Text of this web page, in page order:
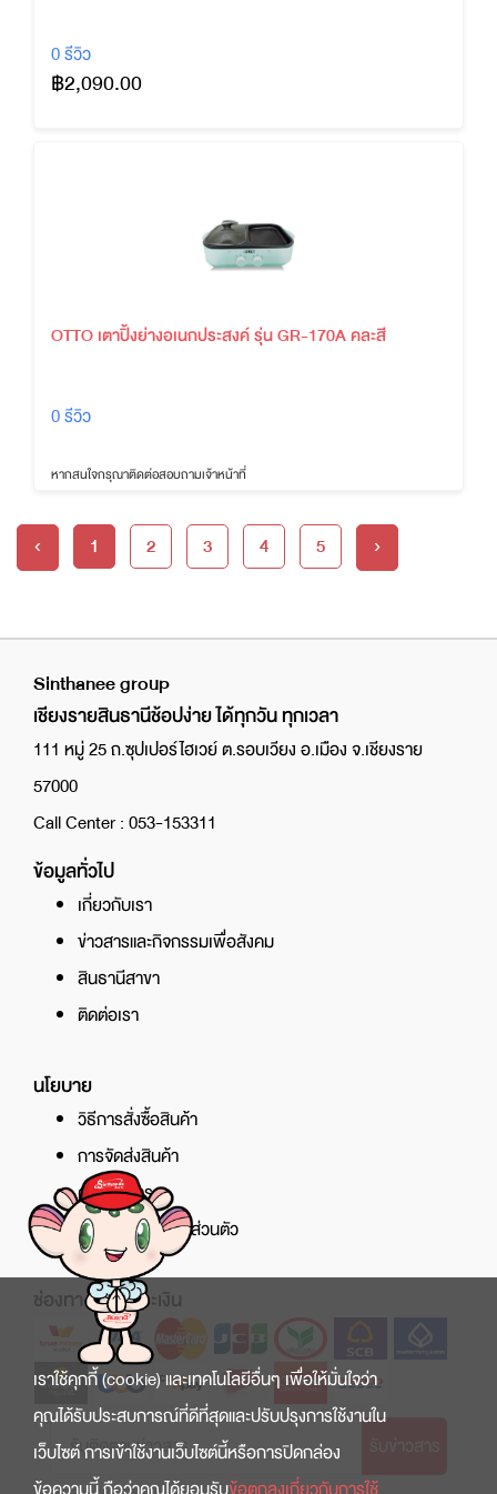
0 รีวิว
฿2,090.00
OTTO เตาปิ้งย่างอเนกประสงค์ รุ่น GR-170A คละสี
0 รีวิว
หากสนใจกรุณาติดต่อสอบถามเจ้าหน้าที่
‹ 1 2 3 4 5 ›
Sinthanee group
เชียงรายสินธานีช้อปง่าย ได้ทุกวัน ทุกเวลา
111 หมู่ 25 ถ.ซุปเปอร์ไฮเวย์ ต.รอบเวียง อ.เมือง จ.เชียงราย
57000
Call Center : 053-153311
ข้อมูลทั่วไป
เกี่ยวกับเรา
ข่าวสารและกิจกรรมเพื่อสังคม
สินธานีสาขา
ติดต่อเรา
นโยบาย
วิธีการสั่งซื้อสินค้า
การจัดส่งสินค้า
ศูนย์บริการ
นโยบายความเป็นส่วนตัว
ช่องทางการชำระเงิน
เราใช้คุกกี้ (cookie) และเทคโนโลยีอื่นๆ เพื่อให้มั่นใจว่า
คุณได้รับประสบการณ์ที่ดีที่สุดและปรับปรุงการใช้งานใน
เว็บไซต์ การเข้าใช้งานเว็บไซต์นี้หรือการปิดกล่อง